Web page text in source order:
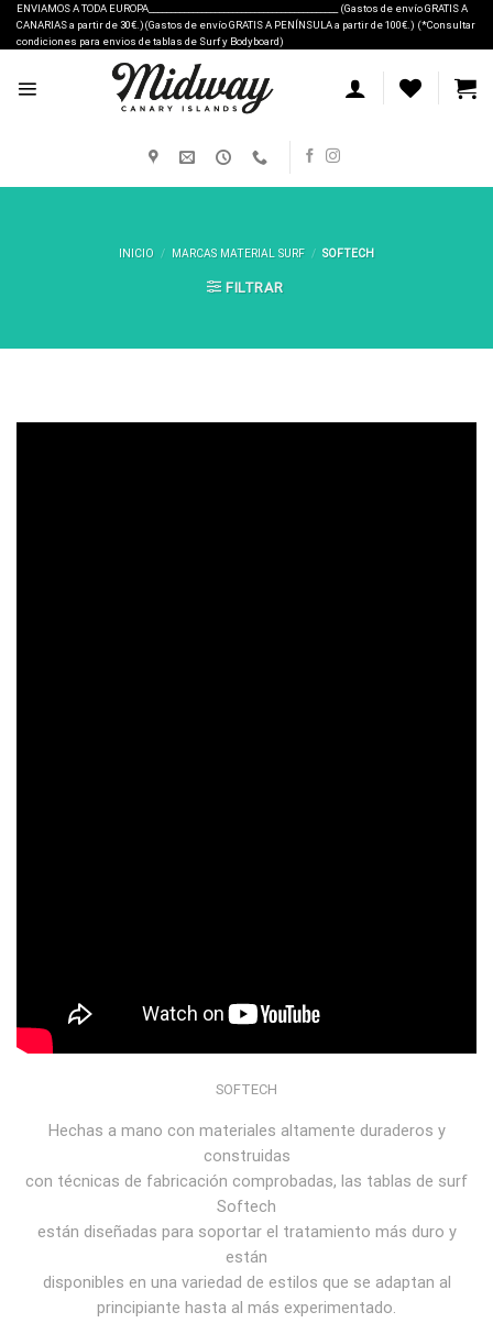
Skip
content
ENVIAMOS A TODA EUROPA___________________________________________ (Gastos de envío GRATIS A
CANARIAS a partir de 30€.)(Gastos de envío GRATIS A PENÍNSULA a partir de 100€.) (*Consultar
condiciones para envios de tablas de Surf y Bodyboard)
INICIO / MARCAS MATERIAL SURF / SOFTECH
FILTRAR
SOFTECH
Hechas a mano con materiales altamente duraderos y
construidas
con técnicas de fabricación comprobadas, las tablas de surf
Softech
están diseñadas para soportar el tratamiento más duro y
están
disponibles en una variedad de estilos que se adaptan al
principiante hasta al más experimentado.